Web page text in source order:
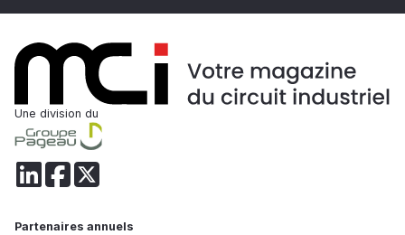
Une division du
Partenaires annuels